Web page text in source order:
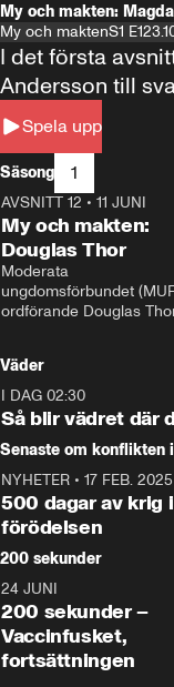
My och makten:
My och maktenS1 E1
Spela upp
I det första
Andersson till
Säsong 1
AVSNITT 12 • 11 JUNI
My och makten:
Douglas Thor
Moderata
ungdomsförbundet
ordförande Douglas
tonårsutvisningarna och
Moderaterna ska locka
väljare till valet i höst.
Väder
I DAG 02:30
Så blir vädret där
Senaste om konflikten
NYHETER • 17 FEB. 2025
500 dagar av krig
förödelsen
200 sekunder
24 JUNI
200 sekunder –
Vaccinfusket,
fortsättningen